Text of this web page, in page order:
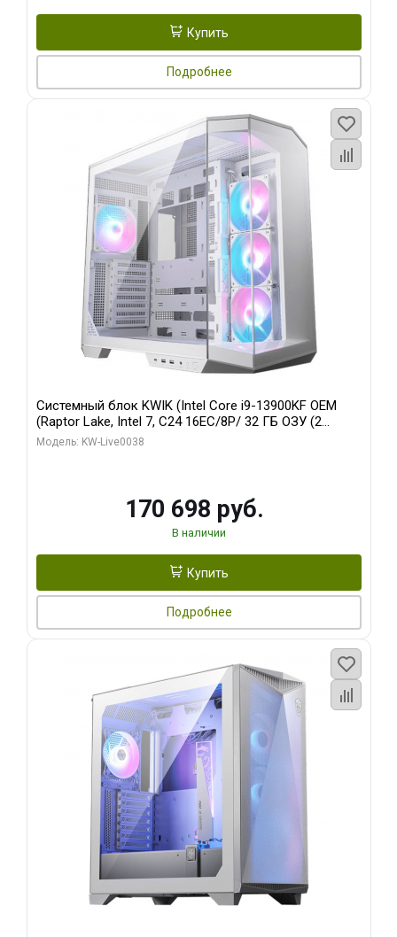
Купить
Подробнее
Системный блок KWIK (Intel Core i9-13900KF OEM
(Raptor Lake, Intel 7, C24 16EC/8P/ 32 ГБ ОЗУ (2
модуля)/ Gigabyte RX9070XT GAMING OC 16GB GDDR6
Модель: KW-Live0038
170 698 руб.
В наличии
Купить
Подробнее